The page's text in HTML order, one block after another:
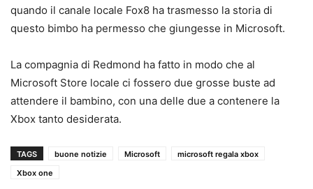
quando il canale locale Fox8 ha trasmesso la storia di
questo bimbo ha permesso che giungesse in Microsoft.
La compagnia di Redmond ha fatto in modo che al
Microsoft Store locale ci fossero due grosse buste ad
attendere il bambino, con una delle due a contenere la
Xbox tanto desiderata.
TAGS buone notizie Microsoft
microsoft regala xbox
Xbox one